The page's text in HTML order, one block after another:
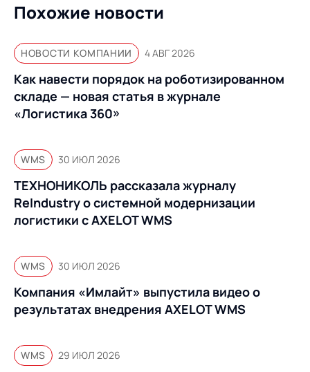
Похожие новости
НОВОСТИ КОМПАНИИ 4 АВГ 2026
Как навести порядок на роботизированном
складе — новая статья в журнале
«Логистика 360»
WMS 30 ИЮЛ 2026
ТЕХНОНИКОЛЬ рассказала журналу
ReIndustry о системной модернизации
логистики с AXELOT WMS
WMS 30 ИЮЛ 2026
Компания «Имлайт» выпустила видео о
результатах внедрения AXELOT WMS
WMS 29 ИЮЛ 2026